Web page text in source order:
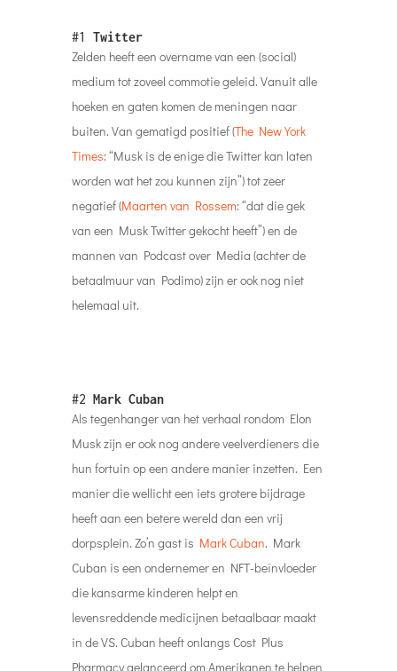
#1 Twitter
Zelden heeft een overname van een (social)
medium tot zoveel commotie geleid. Vanuit alle
hoeken en gaten komen de meningen naar
buiten. Van gematigd positief (The New York
Times: “Musk is de enige die Twitter kan laten
worden wat het zou kunnen zijn”) tot zeer
negatief (Maarten van Rossem: “dat die gek
van een Musk Twitter gekocht heeft”) en de
mannen van Podcast over Media (achter de
betaalmuur van Podimo) zijn er ook nog niet
helemaal uit.
#2 Mark Cuban
Als tegenhanger van het verhaal rondom Elon
Musk zijn er ook nog andere veelverdieners die
hun fortuin op een andere manier inzetten. Een
manier die wellicht een iets grotere bijdrage
heeft aan een betere wereld dan een vrij
dorpsplein. Zo’n gast is Mark Cuban. Mark
Cuban is een ondernemer en NFT-beïnvloeder
die kansarme kinderen helpt en
levensreddende medicijnen betaalbaar maakt
in de VS. Cuban heeft onlangs Cost Plus
Pharmacy gelanceerd om Amerikanen te helpen